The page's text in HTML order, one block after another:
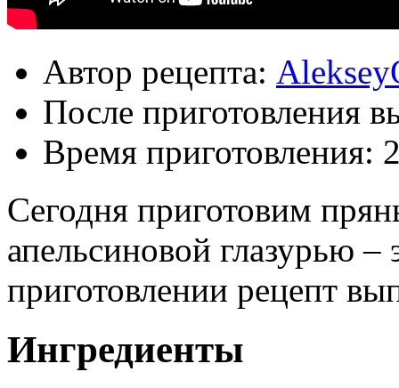
Автор рецепта:
После приготовления
Время приготовления:
Сегодня приготовим
апельсиновой глазурью
приготовлении рецепт
Ингредиенты